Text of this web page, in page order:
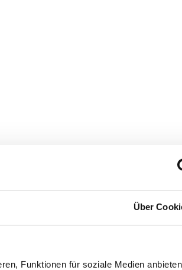
Über
Funktionen für soziale Medien